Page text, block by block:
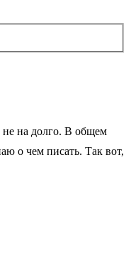
не на долго. В общем
о чем писать. Так вот,